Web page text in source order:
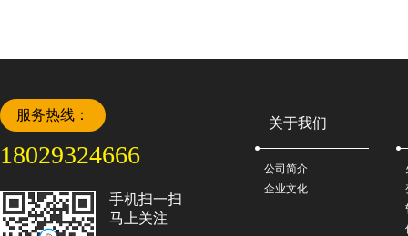
服务热线：
18029324666
手机扫一扫
马上关注
关于我们
公司简介
企业文化